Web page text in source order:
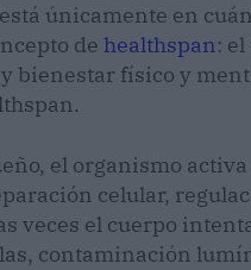
únicamente en
de healthspan:
bienestar físico y
el organismo
celular,
veces el cuerpo
contaminación